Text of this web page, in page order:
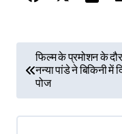
s
t
फिल्म के प्रमोशन के
नन्या पांडे ने बिकिनी में
पोज